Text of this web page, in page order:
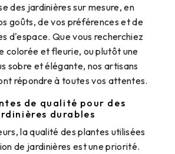
des jardinières sur mesure, en
goûts, de vos préférences et de
d'espace. Que vous recherchiez
colorée et fleurie, ou plutôt une
sobre et élégante, nos artisans
répondre à toutes vos attentes.
de qualité pour des
durables
la qualité des plantes utilisées
de jardinières est une priorité.